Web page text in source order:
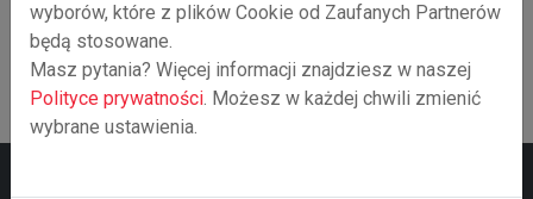
wyborów, które z plików Cookie od Zaufanych Partnerów
będą stosowane.
Masz pytania? Więcej informacji znajdziesz w naszej
Polityce prywatności. Możesz w każdej chwili zmienić
wybrane ustawienia.